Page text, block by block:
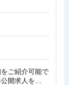
ご紹介可能で
開求人を…